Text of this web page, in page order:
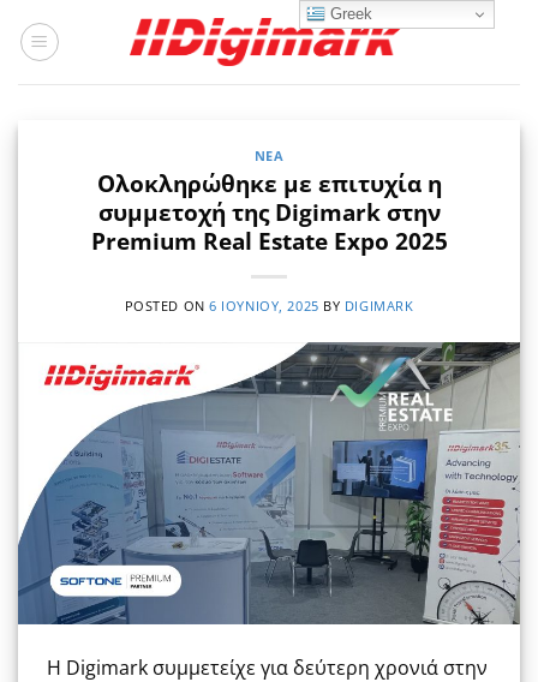
στο
ΝΈΑ
Ολοκληρώθηκε με επιτυχία η
συμμετοχή της Digimark στην
Premium Real Estate Expo 2025
POSTED ON6 ΙΟΥΝΊΟΥ, 2025 BY DIGIMARK
Η Digimark συμμετείχε για δεύτερη χρονιά στην
Greek